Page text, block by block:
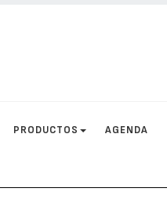
PRODUCTOS AGENDA